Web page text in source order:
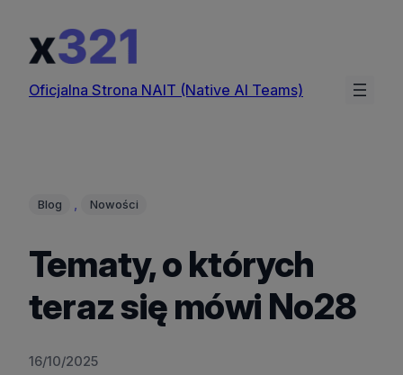
treści
Oficjalna Strona NAIT (Native AI Teams)
Blog , Nowości
Tematy, o których
teraz się mówi No28
16/10/2025